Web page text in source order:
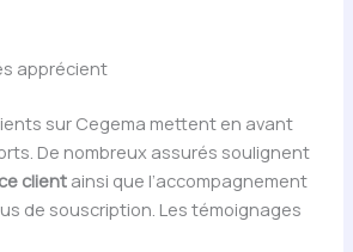
apprécient
sur Cegema mettent en avant
De nombreux assurés soulignent
clientainsi que l’accompagnement
de souscription. Les témoignages